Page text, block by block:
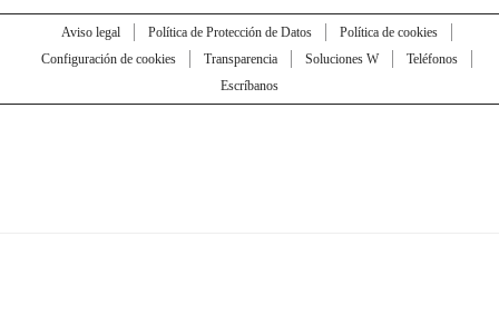
Aviso legal Política de Protección de Datos
Política de cookies
Configuración de cookies
Transparencia Soluciones W
Teléfonos
Escríbanos